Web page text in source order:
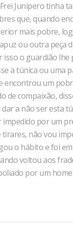
Junípero tinha
que, quando
mais pobre,
ou outra peça
isso o guardião
a túnica ou uma
encontrou um
de compaixão,
dar a não ser esta
impedido por um
tirares, não vou
o hábito e foi
voltou aos
por um